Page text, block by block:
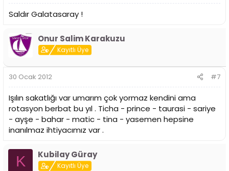
Saldır Galatasaray !
Onur Salim Karakuzu
Kayıtlı Üye
30 Ocak 2012 #7
Işılın sakatlığı var umarım çok yormaz kendini ama
rotasyon berbat bu yıl . Ticha - prince - taurasi - sariye
- ayşe - bahar - matic - tina - yasemen hepsine
inanılmaz ihtiyacımız var .
K Kubilay Güray
Kayıtlı Üye